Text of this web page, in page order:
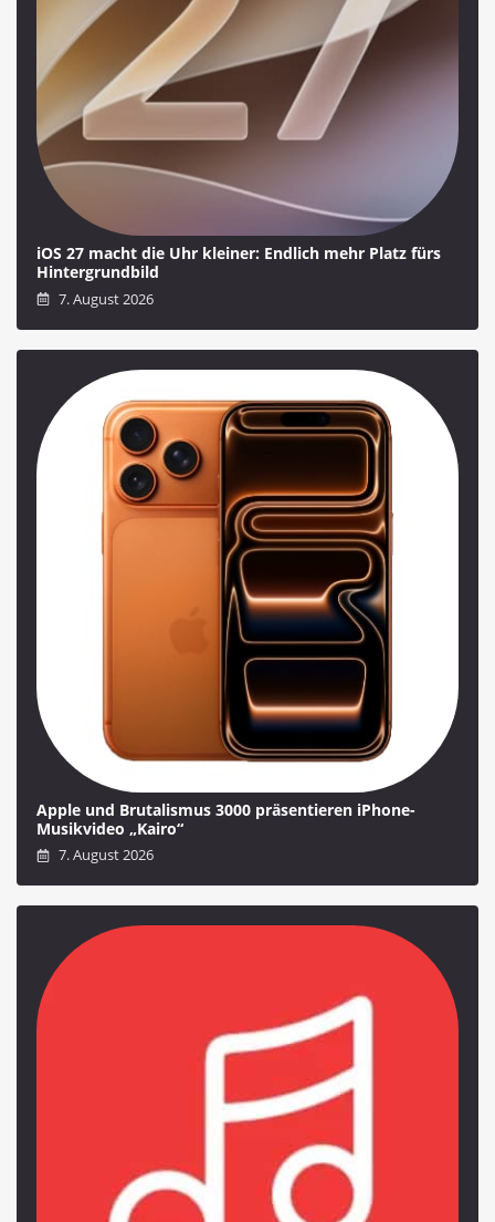
iOS 27 macht die Uhr kleiner: Endlich mehr Platz fürs
Hintergrundbild
7. August 2026
Apple und Brutalismus 3000 präsentieren iPhone-
Musikvideo „Kairo“
7. August 2026